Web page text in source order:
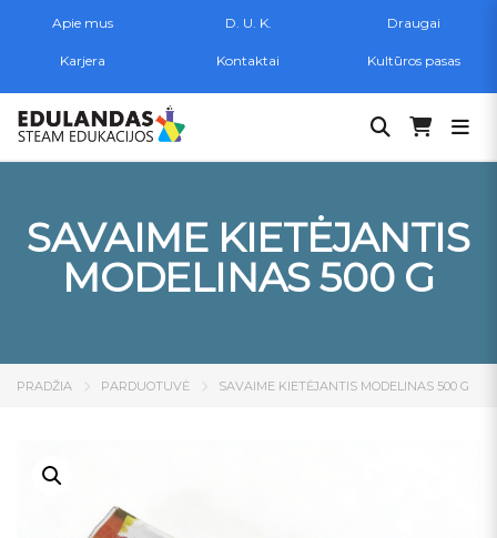
Apie mus D. U. K. Draugai
Karjera Kontaktai Kultūros pasas
SAVAIME KIETĖJANTIS
MODELINAS 500 G
PRADŽIA PARDUOTUVĖ SAVAIME KIETĖJANTIS MODELINAS 500 G